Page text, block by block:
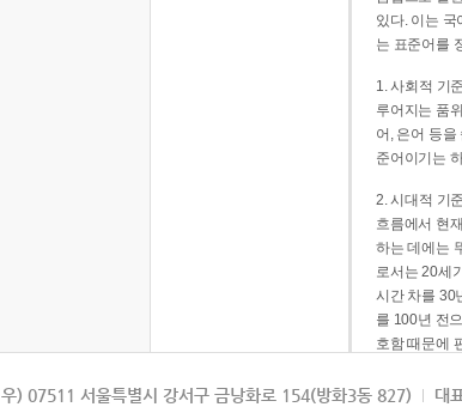
있다. 이는 국
는 표준어를
1. 사회적 기
루어지는 품
어, 은어 등을
준어이기는
2. 시대적 기
흐름에서 현
하는 데에는
로서는 20세
시간 차를 30
를 100년 전
호함 때문에
3. 지역적 기
우) 07511 서울특별시 강서구 금낭화로 154(방화3동 827) 대